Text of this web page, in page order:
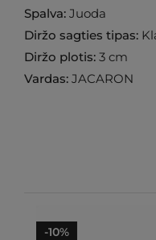
Spalva: Juoda
Diržo sagties tipas:
Diržo plotis: 3 cm
Vardas: JACARON
-10%